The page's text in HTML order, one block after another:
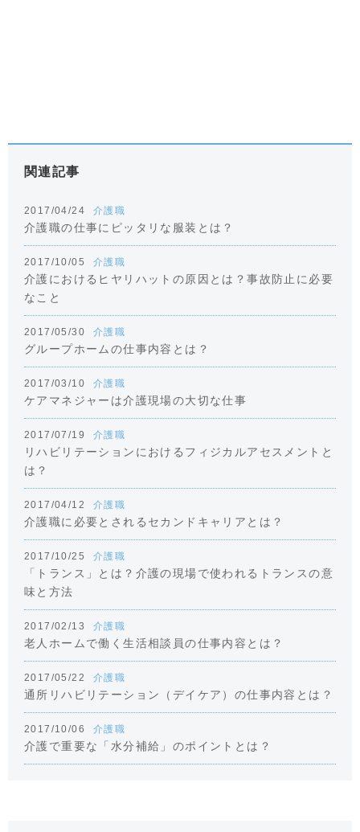
関連記事
2017/04/24 介護職
介護職の仕事にピッタリな服装とは？
2017/10/05 介護職
介護におけるヒヤリハットの原因とは？事故防止に必要
なこと
2017/05/30 介護職
グループホームの仕事内容とは？
2017/03/10 介護職
ケアマネジャーは介護現場の大切な仕事
2017/07/19 介護職
リハビリテーションにおけるフィジカルアセスメントと
は？
2017/04/12 介護職
介護職に必要とされるセカンドキャリアとは？
2017/10/25 介護職
「トランス」とは？介護の現場で使われるトランスの意
味と方法
2017/02/13 介護職
老人ホームで働く生活相談員の仕事内容とは？
2017/05/22 介護職
通所リハビリテーション（デイケア）の仕事内容とは？
2017/10/06 介護職
介護で重要な「水分補給」のポイントとは？